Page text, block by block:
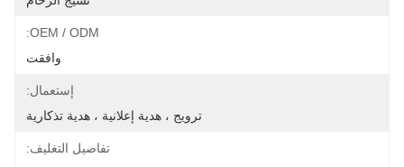
OEM / ODM:
وافقت
إستعمال:
ترويج ، هدية إعلانية ، هدية تذكارية
تفاصيل التغليف: